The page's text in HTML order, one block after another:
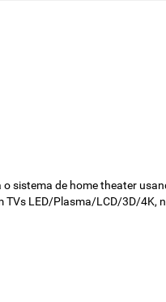
sistema de home theater
LED/Plasma/LCD/3D/4K,